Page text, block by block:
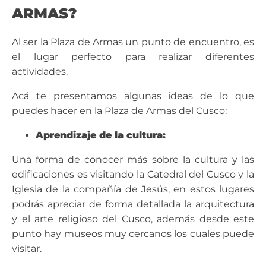
ARMAS?
Al ser la Plaza de Armas un punto de encuentro, es
el lugar perfecto para realizar diferentes
actividades.
Acá te presentamos algunas ideas de lo que
puedes hacer en la Plaza de Armas del Cusco:
Aprendizaje de la cultura:
Una forma de conocer más sobre la cultura y las
edificaciones es visitando la Catedral del Cusco y la
Iglesia de la compañía de Jesús, en estos lugares
podrás apreciar de forma detallada la arquitectura
y el arte religioso del Cusco, además desde este
punto hay museos muy cercanos los cuales puede
visitar.